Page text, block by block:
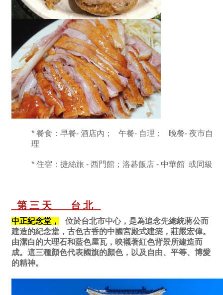
* 餐食：早餐- 酒店內； 午餐- 自理； 晚餐- 夜市自
理
* 住宿：捷絲旅 - 西門館；洛碁飯店 - 中華館 或同級
第三天 台北
中正紀念堂，
位於台北市中心，是為追念先總統蔣公而
建造的紀念堂，古色古香的中國宮殿式建築，莊嚴宏偉。
由潔白的大理石和藍色屋瓦，映襯著紅色背景所建造而
成。這三種顏色代表國旗的顏色，以及自由、平等、博愛
的精神。